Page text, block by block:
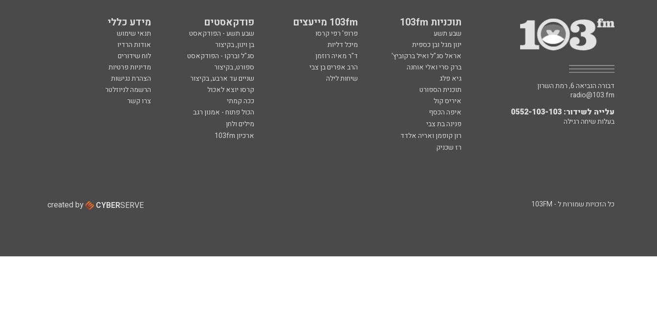
תוכניות 103fm 103fm מייעצים פודקאסטים מידע כללי
שבע תשע פרופ' רפי קרסו שבע תשע - הפודקאסט
תנאי שימוש
ינון מגל ובן כספית
מיכל דליות בן וינון, בקיצור
אודות הרדיו
אראל סג"ל ואיל ברקוביץ'
ד"ר מאיה רוזמן סג"ל וברקו - הפודקאסט
לוח שידורים
ברק סרי ואלי אוחנה
הרב אפרים בן צבי ספורט, בקיצור
מדיניות פרטיות
גיא פלג
שיחות לילה שניים עד ארבע, בקיצור
הצהרת נגישות
תוכנית הספורט
קרסו יוצא לאכול
הרשמה לניוזלטר
איריס קול
ככה קמתי
צרו קשר
איפה הכסף
הכול פתוח - אמנון רגב
פנינה בת צבי
מילים ולחן
רון קופמן ואריה אלדד
ארכיון 103fm
רז שכניק
דבורה הנביאה 6, רמת השרון
radio@103.fm
עלייה לשידור: 0552-103-103
בעלות שיחה רגילה
כל הזכויות שמורות ל - 103FM created by CYBERSERVE